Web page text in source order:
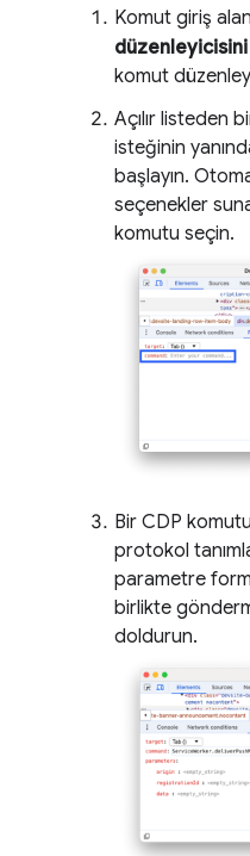
Komut giriş
komut
Açılır listeden
isteğinin
başlayın.
seçenekler
komutu seçin.
Bir CDP
protokol
parametre
birlikte
doldurun.